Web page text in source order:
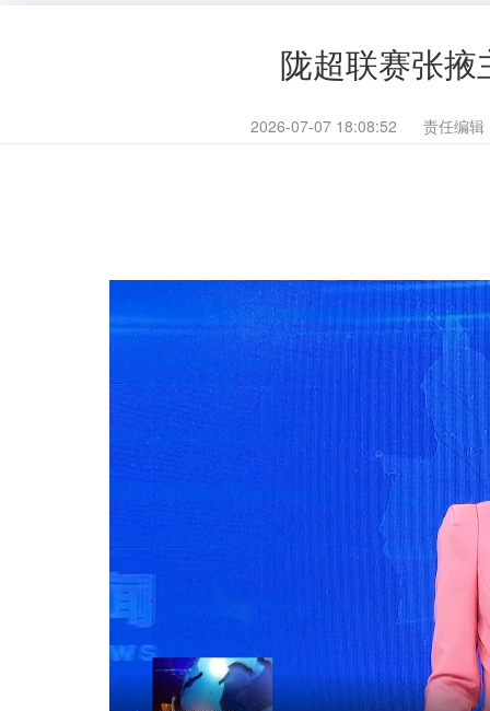
陇超联赛张掖
2026-07-07 18:08:52 责任编辑